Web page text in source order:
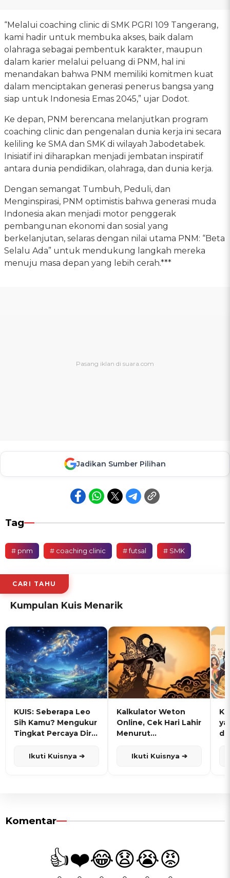
“Melalui coaching clinic di SMK PGRI 109 Tangerang,
kami hadir untuk membuka akses, baik dalam
olahraga sebagai pembentuk karakter, maupun
dalam karier melalui peluang di PNM, hal ini
menandakan bahwa PNM memiliki komitmen kuat
dalam menciptakan generasi penerus bangsa yang
siap untuk Indonesia Emas 2045,” ujar Dodot.
Ke depan, PNM berencana melanjutkan program
coaching clinic dan pengenalan dunia kerja ini secara
keliling ke SMA dan SMK di wilayah Jabodetabek.
Inisiatif ini diharapkan menjadi jembatan inspiratif
antara dunia pendidikan, olahraga, dan dunia kerja.
Dengan semangat Tumbuh, Peduli, dan
Menginspirasi, PNM optimistis bahwa generasi muda
Indonesia akan menjadi motor penggerak
pembangunan ekonomi dan sosial yang
berkelanjutan, selaras dengan nilai utama PNM: “Beta
Selalu Ada” untuk mendukung langkah mereka
menuju masa depan yang lebih cerah.***
Jadikan Sumber Pilihan
Tag
# pnm # coaching clinic # futsal # SMK
CARI TAHU
Kumpulan Kuis Menarik
KUIS: Seberapa Leo
Sih Kamu? Mengukur
Tingkat Percaya Diri
Ikuti Kuisnya ➔
Kalkulator Weton
Online, Cek Hari Lahir
Menurut
Ikuti Kuisnya ➔
Komentar
👍❤️😂😧😭😡